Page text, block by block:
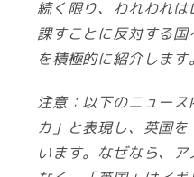
続く限り、われわれ
課すことに反対する
を積極的に紹介します。
注意：以下のニュー
カ」と表現し、英国
います。なぜなら、